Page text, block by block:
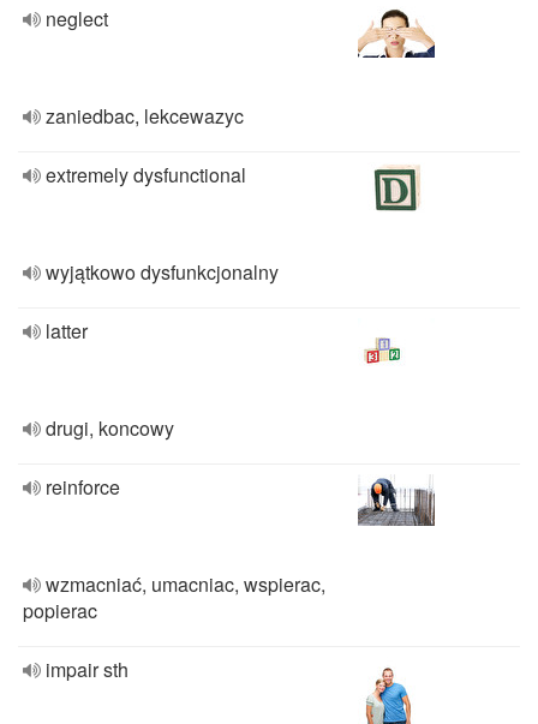
neglect
zaniedbac, lekcewazyc
extremely dysfunctional
wyjątkowo dysfunkcjonalny
latter
drugi, koncowy
reinforce
wzmacniać, umacniac, wspierac,
popierac
impair sth